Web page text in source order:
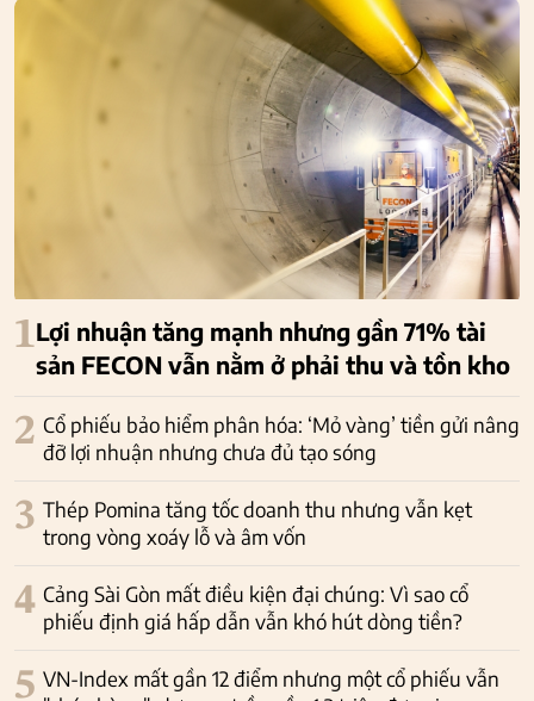
1Lợi nhuận tăng mạnh nhưng gần 71% tài
sản FECON vẫn nằm ở phải thu và tồn kho
2 Cổ phiếu bảo hiểm phân hóa: ‘Mỏ vàng’ tiền gửi nâng
đỡ lợi nhuận nhưng chưa đủ tạo sóng
3 Thép Pomina tăng tốc doanh thu nhưng vẫn kẹt
trong vòng xoáy lỗ và âm vốn
4 Cảng Sài Gòn mất điều kiện đại chúng: Vì sao cổ
phiếu định giá hấp dẫn vẫn khó hút dòng tiền?
5 VN-Index mất gần 12 điểm nhưng một cổ phiếu vẫn